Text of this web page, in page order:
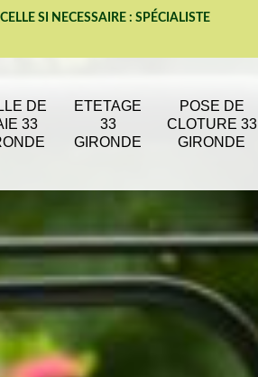
SI NECESSAIRE : SPÉCIALISTE
DE
33
ETETAGE
33
GIRONDE
POSE DE
CLOTURE 33
GIRONDE